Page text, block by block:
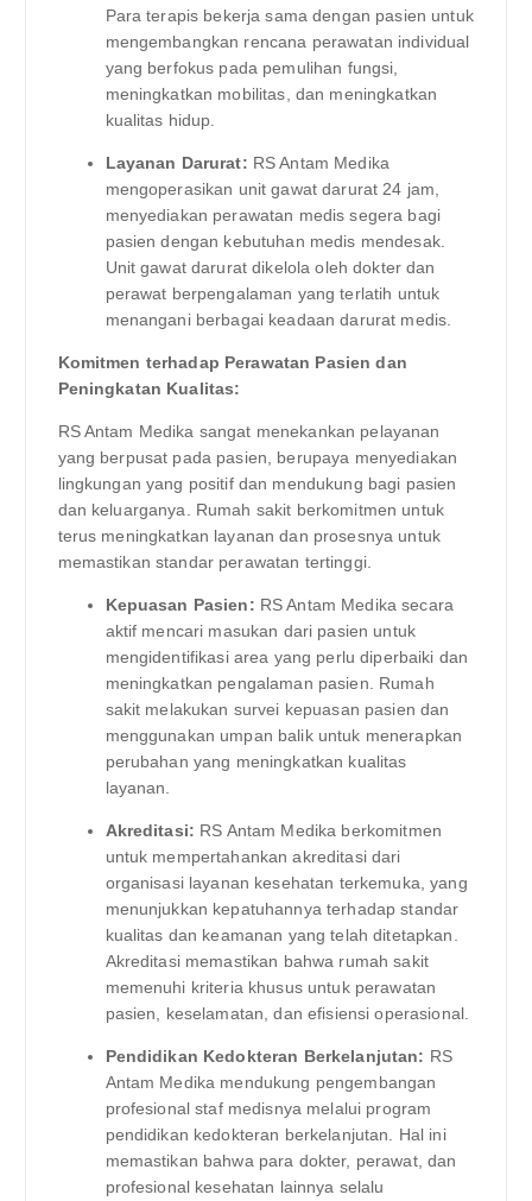
Para terapis bekerja sama dengan pasien untuk
mengembangkan rencana perawatan individual
yang berfokus pada pemulihan fungsi,
meningkatkan mobilitas, dan meningkatkan
kualitas hidup.
Layanan Darurat: RS Antam Medika
mengoperasikan unit gawat darurat 24 jam,
menyediakan perawatan medis segera bagi
pasien dengan kebutuhan medis mendesak.
Unit gawat darurat dikelola oleh dokter dan
perawat berpengalaman yang terlatih untuk
menangani berbagai keadaan darurat medis.
Komitmen terhadap Perawatan Pasien dan
Peningkatan Kualitas:
RS Antam Medika sangat menekankan pelayanan
yang berpusat pada pasien, berupaya menyediakan
lingkungan yang positif dan mendukung bagi pasien
dan keluarganya. Rumah sakit berkomitmen untuk
terus meningkatkan layanan dan prosesnya untuk
memastikan standar perawatan tertinggi.
Kepuasan Pasien: RS Antam Medika secara
aktif mencari masukan dari pasien untuk
mengidentifikasi area yang perlu diperbaiki dan
meningkatkan pengalaman pasien. Rumah
sakit melakukan survei kepuasan pasien dan
menggunakan umpan balik untuk menerapkan
perubahan yang meningkatkan kualitas
layanan.
Akreditasi: RS Antam Medika berkomitmen
untuk mempertahankan akreditasi dari
organisasi layanan kesehatan terkemuka, yang
menunjukkan kepatuhannya terhadap standar
kualitas dan keamanan yang telah ditetapkan.
Akreditasi memastikan bahwa rumah sakit
memenuhi kriteria khusus untuk perawatan
pasien, keselamatan, dan efisiensi operasional.
Pendidikan Kedokteran Berkelanjutan: RS
Antam Medika mendukung pengembangan
profesional staf medisnya melalui program
pendidikan kedokteran berkelanjutan. Hal ini
memastikan bahwa para dokter, perawat, dan
profesional kesehatan lainnya selalu